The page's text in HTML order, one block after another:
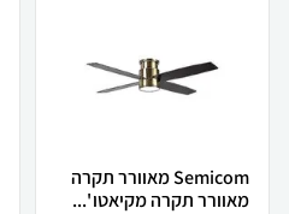
Semicom מאוורר תקרה
מאוורר תקרה מקיאטו '...